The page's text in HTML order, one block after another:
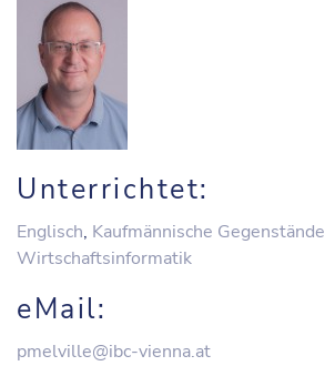
Unterrichtet:
Englisch, Kaufmännische Gegenstände
Wirtschaftsinformatik
eMail:
pmelville@ibc-vienna.at